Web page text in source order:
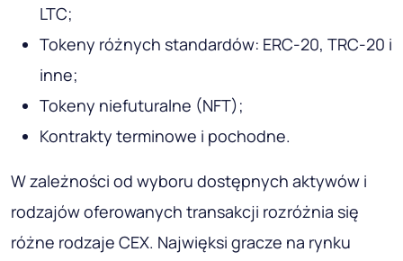
LTC;
Tokeny różnych standardów: ERC-20, TRC-20 i
inne;
Tokeny niefuturalne (NFT);
Kontrakty terminowe i pochodne.
W zależności od wyboru dostępnych aktywów i
rodzajów oferowanych transakcji rozróżnia się
różne rodzaje CEX. Najwięksi gracze na rynku